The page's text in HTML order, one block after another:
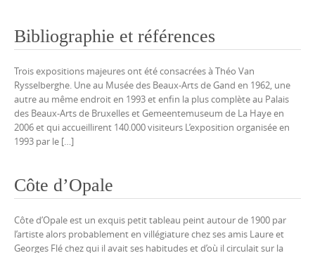
Bibliographie et références
Trois expositions majeures ont été consacrées à Théo Van
Rysselberghe. Une au Musée des Beaux-Arts de Gand en 1962, une
autre au même endroit en 1993 et enfin la plus complète au Palais
des Beaux-Arts de Bruxelles et Gemeentemuseum de La Haye en
2006 et qui accueillirent 140.000 visiteurs L’exposition organisée en
1993 par le […]
Côte d’Opale
Côte d’Opale est un exquis petit tableau peint autour de 1900 par
l’artiste alors probablement en villégiature chez ses amis Laure et
Georges Flé chez qui il avait ses habitudes et d’où il circulait sur la